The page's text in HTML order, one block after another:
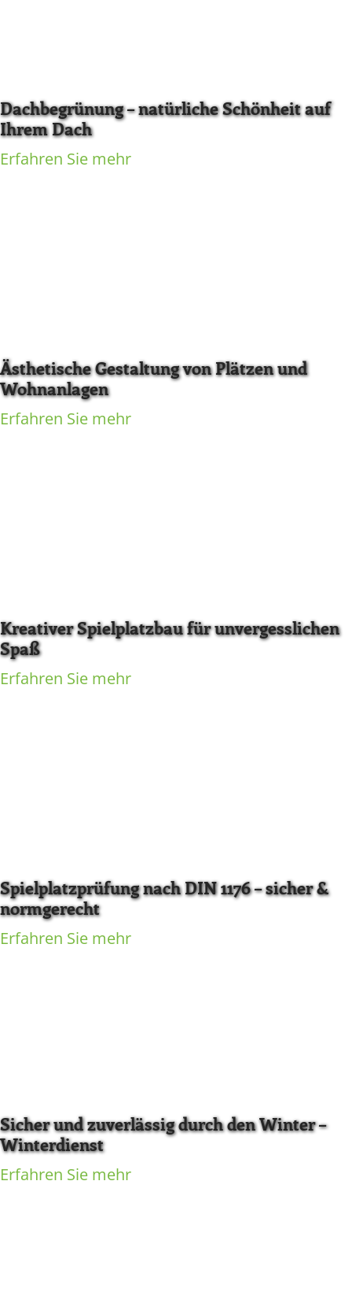
Dachbegrünung – natürliche Schönheit auf
Ihrem Dach
Erfahren Sie mehr
Ästhetische Gestaltung von Plätzen und
Wohnanlagen
Erfahren Sie mehr
Kreativer Spielplatzbau für unvergesslichen
Spaß
Erfahren Sie mehr
Spielplatzprüfung nach DIN 1176 – sicher &
normgerecht
Erfahren Sie mehr
Sicher und zuverlässig durch den Winter –
Winterdienst
Erfahren Sie mehr